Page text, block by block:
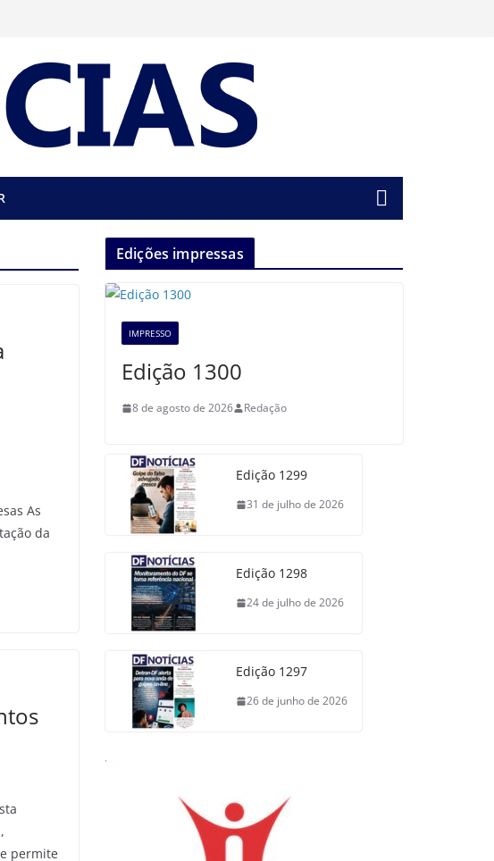
As
da
permite
Edições impressas
IMPRESSO
Edição 1300
8 de agosto de 2026 Redação
Edição 1299
31 de julho de 2026
Edição 1298
24 de julho de 2026
Edição 1297
26 de junho de 2026